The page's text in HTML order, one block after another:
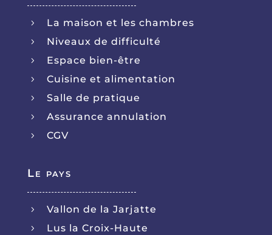
5 La maison et les chambres
5 Niveaux de difficulté
5 Espace bien-être
5 Cuisine et alimentation
5 Salle de pratique
5 Assurance annulation
5 CGV
Le pays
5 Vallon de la Jarjatte
5 Lus la Croix-Haute